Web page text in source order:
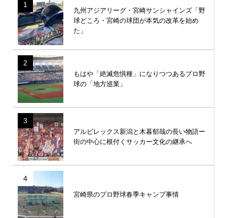
1
九州アジアリーグ・宮崎サンシャインズ「野
球どころ・宮崎の球団が本気の改革を始め
た」
2
もはや「絶滅危惧種」になりつつあるプロ野
球の「地方巡業」
3
アルビレックス新潟と木暮郁哉の長い物語ー
街の中心に根付くサッカー文化の継承へ
4
宮崎県のプロ野球春季キャンプ事情